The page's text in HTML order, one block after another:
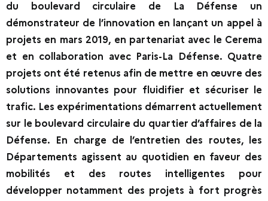
du boulevard circulaire de La Défense un
démonstrateur de l’innovation en lançant un appel à
projets en mars 2019, en partenariat avec le Cerema
et en collaboration avec Paris-La Défense. Quatre
projets ont été retenus afin de mettre en œuvre des
solutions innovantes pour fluidifier et sécuriser le
trafic. Les expérimentations démarrent actuellement
sur le boulevard circulaire du quartier d’affaires de la
Défense. En charge de l’entretien des routes, les
Départements agissent au quotidien en faveur des
mobilités et des routes intelligentes pour
développer notamment des projets à fort progrès